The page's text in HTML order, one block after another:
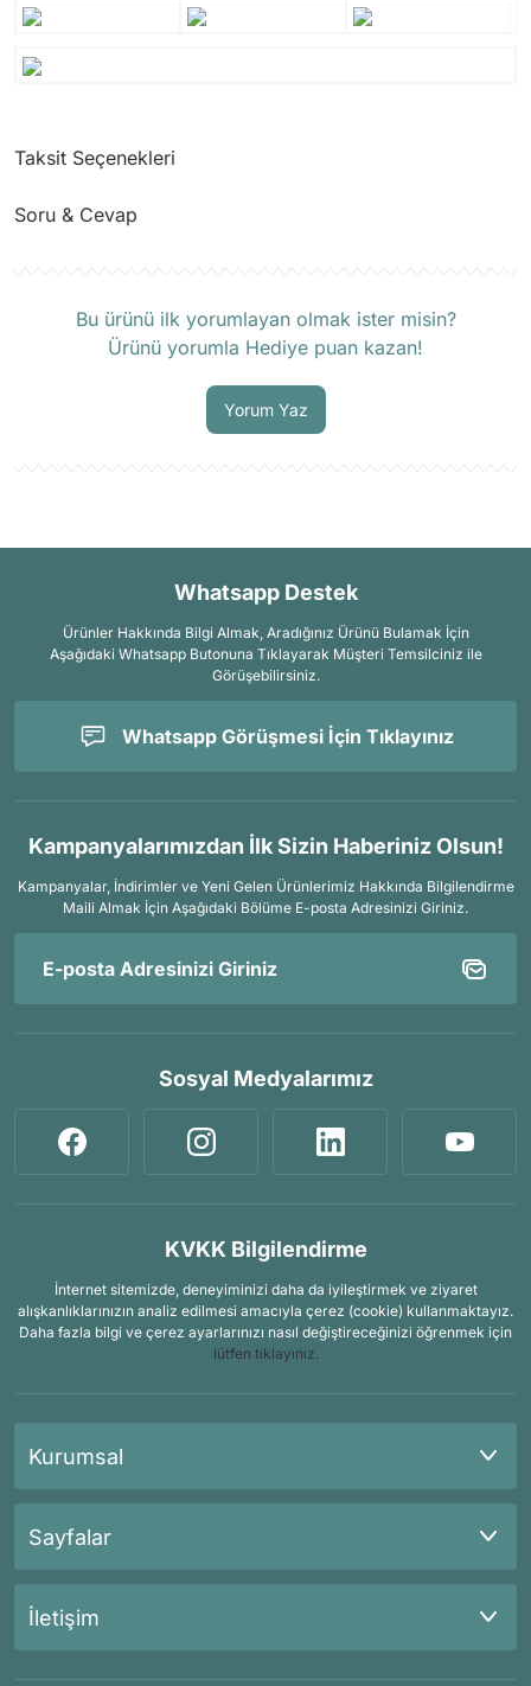
Taksit Seçenekleri
Soru & Cevap
Bu ürünü ilk yorumlayan olmak ister misin?
Ürünü yorumla Hediye puan kazan!
Yorum Yaz
Whatsapp Destek
Ürünler Hakkında Bilgi Almak, Aradığınız Ürünü Bulamak İçin
Aşağıdaki Whatsapp Butonuna Tıklayarak Müşteri Temsilciniz ile
Görüşebilirsiniz.
Whatsapp Görüşmesi İçin Tıklayınız
Kampanyalarımızdan İlk Sizin Haberiniz Olsun!
Kampanyalar, İndirimler ve Yeni Gelen Ürünlerimiz Hakkında Bilgilendirme
Maili Almak İçin Aşağıdaki Bölüme E-posta Adresinizi Giriniz.
Sosyal Medyalarımız
KVKK Bilgilendirme
İnternet sitemizde, deneyiminizi daha da iyileştirmek ve ziyaret
alışkanlıklarınızın analiz edilmesi amacıyla çerez (cookie) kullanmaktayız.
Daha fazla bilgi ve çerez ayarlarınızı nasıl değiştireceğinizi öğrenmek için
lütfen tıklayınız.
Kurumsal
Sayfalar
İletişim